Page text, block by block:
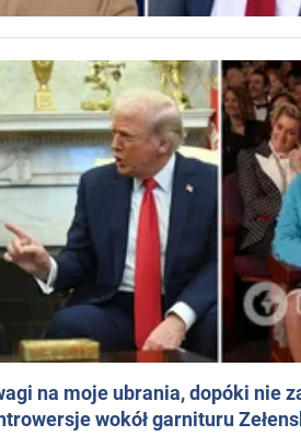
na moje ubrania, dopóki nie
wokół garnituru